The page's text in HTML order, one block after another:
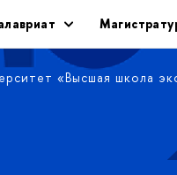
«Высшая школа